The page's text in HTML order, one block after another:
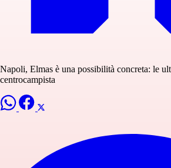
Napoli, Elmas è una possibilità concreta: le
centrocampista